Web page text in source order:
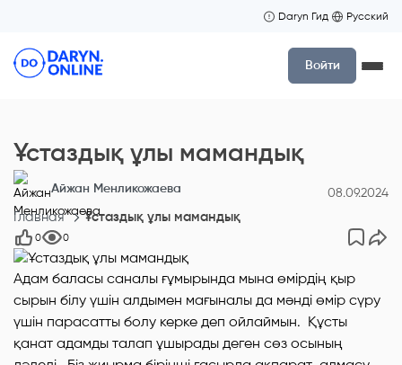
Daryn Гид Русский
Войти
Ұстаздық ұлы мамандық
Айжан Менликожаева 08.09.2024
Главная Ұстаздық ұлы мамандық
0 0
Адам баласы саналы ғұмырында мына өмірдің қыр
сырын білу үшін алдымен мағыналы да мәнді өмір сүру
үшін парасатты болу керке деп ойлаймын. Құсты
қанат адамды талап ұшырады деген сөз осының